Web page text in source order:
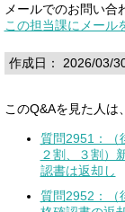
メールでのお問い合
この担当課にメール
作成日： 2026/03/
このQ&Aを見た人は
質問2951：（
２割、３割）
認書は返却し
質問2952：（